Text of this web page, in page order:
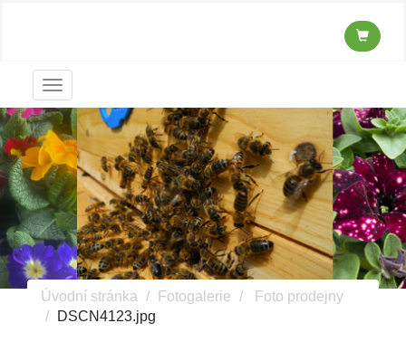
Menu
Úvodní stránka Fotogalerie
Foto prodejny
DSCN4123.jpg